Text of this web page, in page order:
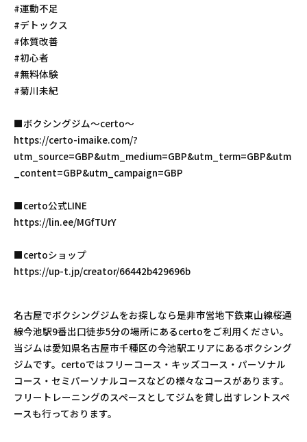
#運動不足
#デトックス
#体質改善
#初心者
#無料体験
#菊川未紀
■ボクシングジム〜certo〜
https://certo-imaike.com/?
utm_source=GBP&utm_medium=GBP&utm_term=GBP&utm
_content=GBP&utm_campaign=GBP
■certo公式LINE
https://lin.ee/MGfTUrY
■certoショップ
https://up-t.jp/creator/66442b429696b
名古屋でボクシングジムをお探しなら是非市営地下鉄東山線桜通
線今池駅9番出口徒歩5分の場所にあるcertoをご利用ください。
当ジムは愛知県名古屋市千種区の今池駅エリアにあるボクシング
ジムです。certoではフリーコース・キッズコース・パーソナル
コース・セミパーソナルコースなどの様々なコースがあります。
フリートレーニングのスペースとしてジムを貸し出すレントスペ
ースも行っております。